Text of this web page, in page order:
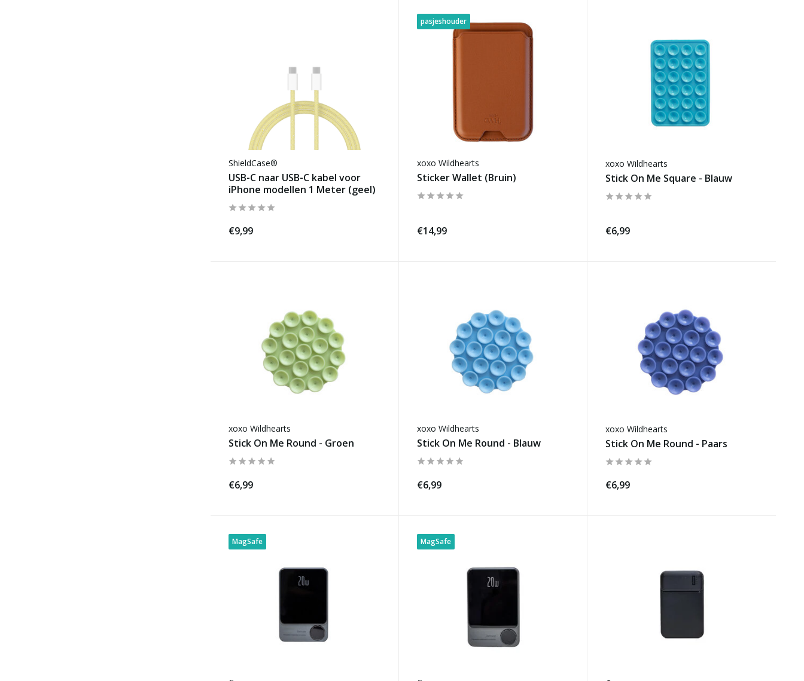
ShieldCase®
USB-C naar USB-C kabel voor
iPhone modellen 1 Meter (geel)
€9,99
pasjeshouder
xoxo Wildhearts
Sticker Wallet (Bruin)
€14,99
xoxo Wildhearts
Stick On Me Square - Blauw
€6,99
xoxo Wildhearts
Stick On Me Round - Groen
€6,99
xoxo Wildhearts
Stick On Me Round - Blauw
€6,99
xoxo Wildhearts
Stick On Me Round - Paars
€6,99
MagSafe MagSafe